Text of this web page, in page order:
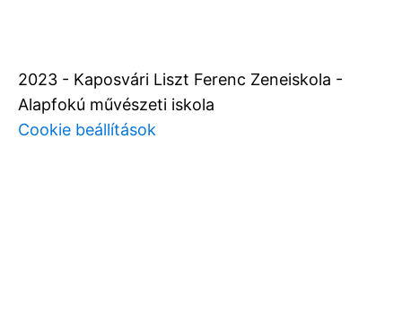
2023 - Kaposvári Liszt Ferenc Zeneiskola -
Alapfokú művészeti iskola
Cookie beállítások